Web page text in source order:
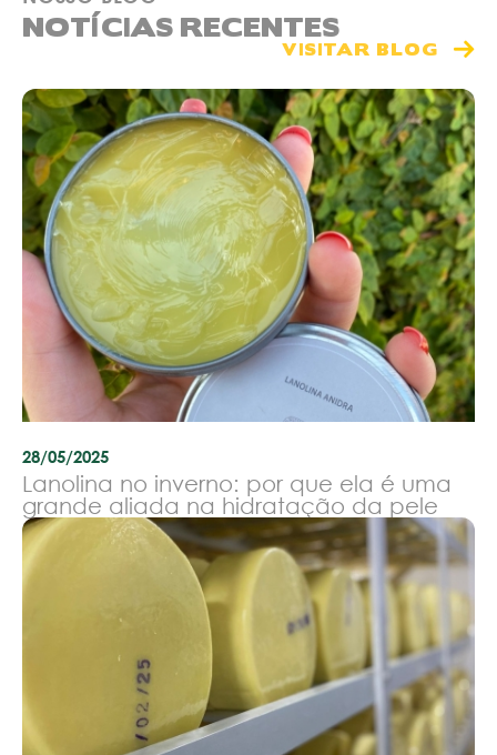
NOTÍCIAS RECENTES
VISITAR BLOG
28/05/2025
Lanolina no inverno: por que ela é uma
grande aliada na hidratação da pele